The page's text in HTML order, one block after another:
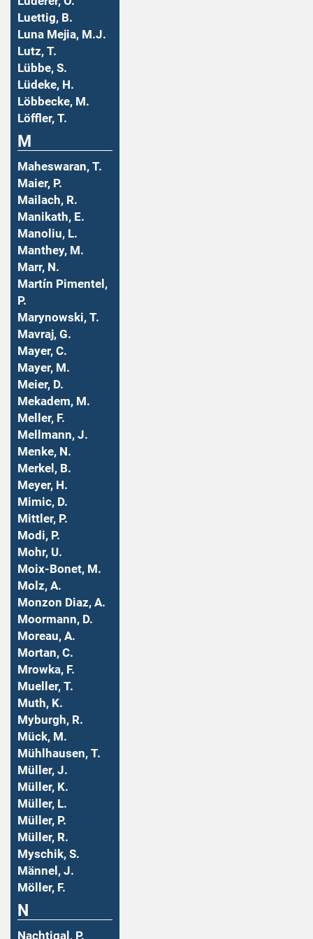
Luettig, B.
Luna Mejia, M.J.
Lutz, T.
Lübbe, S.
Lüdeke, H.
Löbbecke, M.
Löffler, T.
M
Maheswaran, T.
Maier, P.
Mailach, R.
Manikath, E.
Manoliu, L.
Manthey, M.
Marr, N.
Martín Pimentel,
P.
Marynowski, T.
Mavraj, G.
Mayer, C.
Mayer, M.
Meier, D.
Mekadem, M.
Meller, F.
Mellmann, J.
Menke, N.
Merkel, B.
Meyer, H.
Mimic, D.
Mittler, P.
Modi, P.
Mohr, U.
Moix-Bonet, M.
Molz, A.
Monzon Diaz, A.
Moormann, D.
Moreau, A.
Mortan, C.
Mrowka, F.
Mueller, T.
Muth, K.
Myburgh, R.
Mück, M.
Mühlhausen, T.
Müller, J.
Müller, K.
Müller, L.
Müller, P.
Müller, R.
Myschik, S.
Männel, J.
Möller, F.
N
Nachtigal, P.